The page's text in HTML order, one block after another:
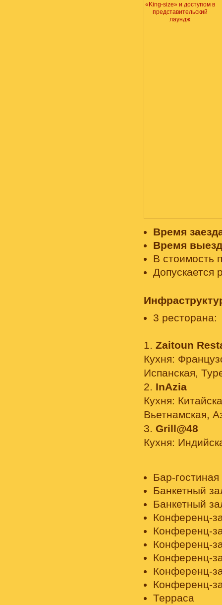
«King-size» и доступом в
представительский
лаундж
Время
Время
В стоимость
3 ресторана:
1. Zaitoun
Кухня:
Испанская,
2. InAzia
Кухня:
Вьетнамская,
3. Grill@48
Кухня:
Бар-
Банкетный
Банкетный
Конференц-
Конференц-
Конференц-
Конференц-
Конференц-
Конференц-
Терраса